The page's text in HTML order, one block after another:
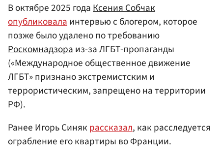
В октябре 2025 годаКсения Собчак
опубликовалаинтервью с блогером, которое
позже было удалено по требованию
Роскомнадзораиз-за ЛГБТ-пропаганды
(«Международное общественное движение
ЛГБТ» признано экстремистским и
террористическим, запрещено на территории
РФ).
Ранее Игорь Синяк рассказал, как расследуется
ограбление его квартиры во Франции.